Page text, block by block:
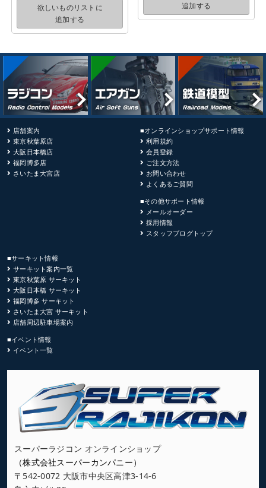
欲しいものリストに
追加する
追加する
店舗案内
東京秋葉原店
大阪日本橋店
福岡博多店
さいたま大宮店
■オンラインショップサポート情報
利用規約
会員登録
ご注文方法
お問い合わせ
よくあるご質問
■その他サポート情報
メールオーダー
採用情報
スタッフブログトップ
■サーキット情報
サーキット案内一覧
東京秋葉原 サーキット
大阪日本橋 サーキット
福岡博多 サーキット
さいたま大宮 サーキット
店舗周辺駐車場案内
■イベント情報
イベント一覧
スーパーラジコン オンラインショップ
（株式会社スーパーカンパニー）
〒542-0072 大阪市中央区高津3-14-6